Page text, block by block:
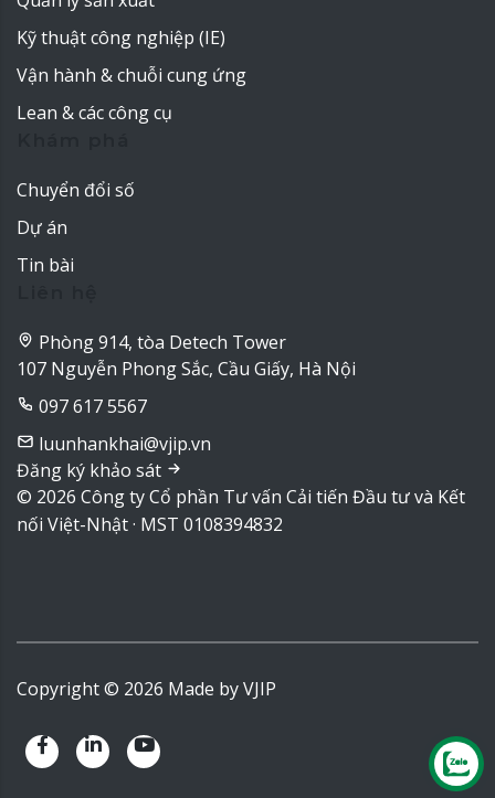
Kỹ thuật công nghiệp (IE)
Vận hành & chuỗi cung ứng
Lean & các công cụ
Chuyển đổi số
Dự án
Tin bài
Phòng 914, tòa Detech Tower
107 Nguyễn Phong Sắc, Cầu Giấy, Hà Nội
097 617 5567
luunhankhai@vjip.vn
Đăng ký khảo sát
© 2026 Công ty Cổ phần Tư vấn Cải tiến Đầu tư và Kết
nối Việt-Nhật · MST 0108394832
Copyright © 2026 Made byVJIP